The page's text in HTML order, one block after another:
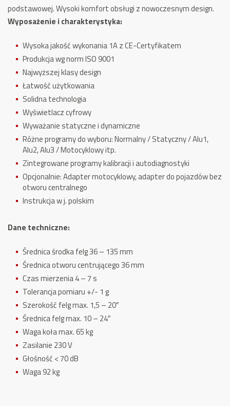
podstawowej. Wysoki komfort obsługi z nowoczesnym design.
Wyposażenie i charakterystyka:
Wysoka jakość wykonania 1A z CE-Certyfikatem
Produkcja wg norm ISO 9001
Najwyższej klasy design
Łatwość użytkowania
Solidna technologia
Wyświetlacz cyfrowy
Wyważanie statyczne i dynamiczne
Różne programy do wyboru: Normalny / Statyczny / Alu1,
Alu2, Alu3 / Motocyklowy itp.
Zintegrowane programy kalibracji i autodiagnostyki
Opcjonalnie: Adapter motocyklowy, adapter do pojazdów bez
otworu centralnego
Instrukcja w j. polskim
Dane techniczne:
Średnica środka felg 36 – 135 mm
Średnica otworu centrującego 36 mm
Czas mierzenia 4 – 7 s
Tolerancja pomiaru +/- 1 g
Szerokość felg max. 1,5 – 20″
Średnica felg max. 10 – 24″
Waga koła max. 65 kg
Zasilanie 230 V
Głośność < 70 dB
Waga 92 kg